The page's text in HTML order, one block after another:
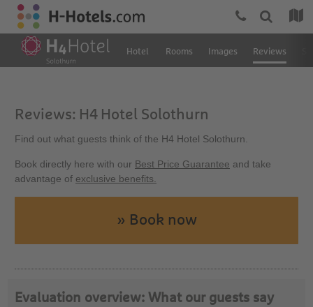
Hotel Rooms Images Reviews
Reviews: H4 Hotel Solothurn
Find out what guests think of the H4 Hotel Solothurn.
Book directly here with our Best Price Guarantee and take
advantage of exclusive benefits.
» Book now
Evaluation overview: What our guests say